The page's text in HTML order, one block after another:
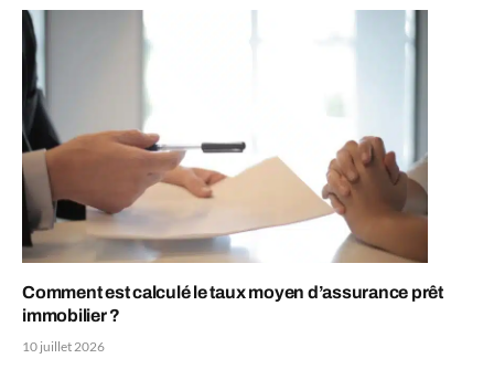
Comment est calculé le taux moyen d’assurance prêt
immobilier ?
10 juillet 2026